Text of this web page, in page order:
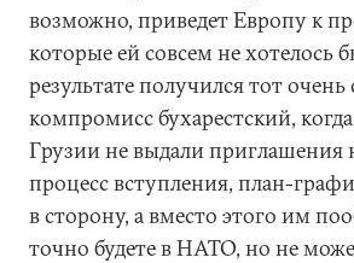
возможно, приведет Европу к
которые ей совсем не хотелось
результате получился тот
компромисс бухарестский,
Грузии не выдали приглашения
процесс вступления, план-
в сторону, а вместо этого им
точно будете в НАТО, но не